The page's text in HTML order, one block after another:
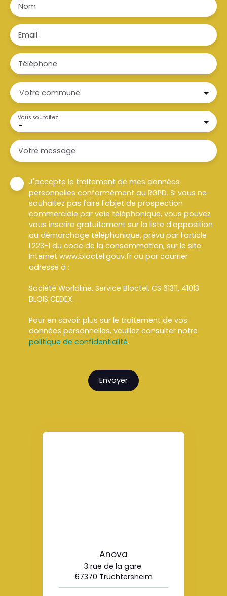
Nom
Email
Téléphone
Votre commune
-
Vous souhaitez
Votre message
J'accepte le traitement de mes données
personnelles conformément au RGPD. Si vous ne
souhaitez pas faire l'objet de prospection
commerciale par voie téléphonique, vous pouvez
vous inscrire gratuitement sur la liste d'opposition
au démarchage téléphonique, prévu par l'article
L223-1 du code de la consommation, sur le site
Internet www.bloctel.gouv.fr ou par courrier
adressé à :
Société Worldline, Service Bloctel, CS 61311, 41013
BLOIS CEDEX.
Pour en savoir plus sur le traitement de vos
données personnelles, veuillez consulter notre
politique de confidentialité.
Envoyer
Anova
3 rue de la gare
67370 Truchtersheim